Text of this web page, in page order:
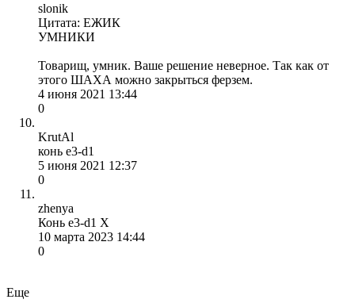
slonik
Цитата: ЕЖИК
УМНИКИ
Товарищ, умник. Ваше решение неверное. Так как от
этого ШАХА можно закрыться ферзем.
4 июня 2021 13:44
0
KrutAl
конь е3-d1
5 июня 2021 12:37
0
zhenya
Конь e3-d1 X
10 марта 2023 14:44
0
Еще